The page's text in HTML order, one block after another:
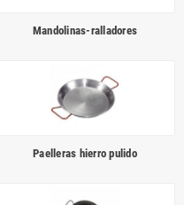
Mandolinas-ralladores
Paelleras hierro pulido